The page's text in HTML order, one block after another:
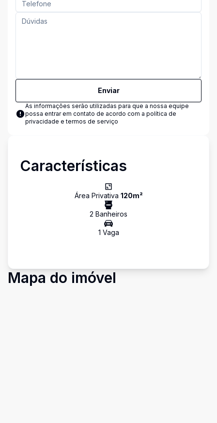
Enviar
As informações serão utilizadas para que a nossa equipe
possa entrar em contato de acordo com a política de
privacidade e termos de serviço
Características
Área Privativa 120m²
2 Banheiros
1 Vaga
Mapa do imóvel